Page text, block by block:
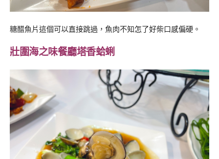
糖醋魚片這個可以直接跳過，魚肉不知怎了好柴口感偏硬。
壯圍海之味餐廳塔香蛤蜊